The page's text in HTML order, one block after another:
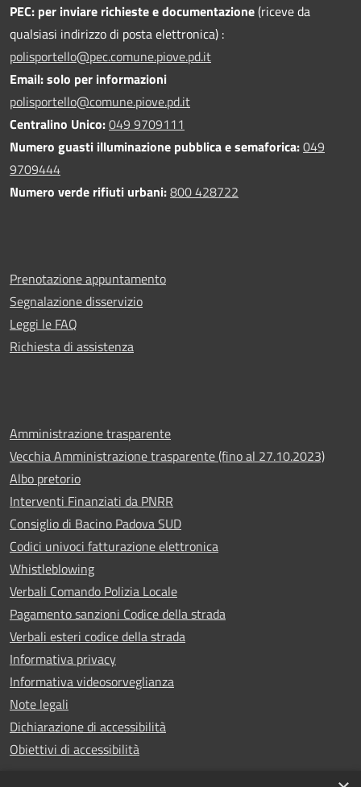
PEC: per inviare richieste e documentazione(riceve da
qualsiasi indirizzo di posta elettronica) :
polisportello@pec.comune.piove.pd.it
Email: solo per informazioni
polisportello@comune.piove.pd.it
Centralino Unico:049 9709111
Numero guasti illuminazione pubblica e semaforica:049
9709444
Numero verde rifiuti urbani:800 428722
Prenotazione appuntamento
Segnalazione disservizio
Leggi le FAQ
Richiesta di assistenza
Amministrazione trasparente
Vecchia Amministrazione trasparente (fino al 27.10.2023)
Albo pretorio
Interventi Finanziati da PNRR
Consiglio di Bacino Padova SUD
Codici univoci fatturazione elettronica
Whistleblowing
Verbali Comando Polizia Locale
Pagamento sanzioni Codice della strada
Verbali esteri codice della strada
Informativa privacy
Informativa videosorveglianza
Note legali
Dichiarazione di accessibilità
Obiettivi di accessibilità